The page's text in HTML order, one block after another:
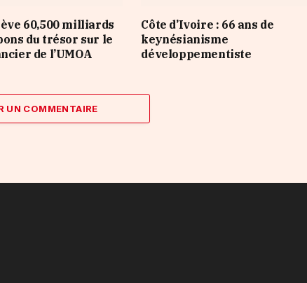
60,500 milliards
du trésor sur le
de l’UMOA
Côte d’Ivoire : 66 ans de
keynésianisme
développementiste
UN COMMENTAIRE